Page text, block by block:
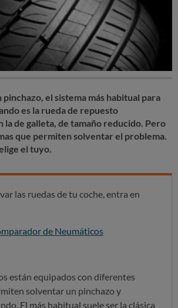
pinchazo, el sistema más habitual para
es la rueda de repuesto
la de galleta, de tamaño reducido. Pero
que permiten solventar el problema.
el tuyo.
las ruedas de tu coche, entra en
de Neumáticos
están equipados con diferentes
solventar un pinchazo y
El más habitual suele ser la clásica